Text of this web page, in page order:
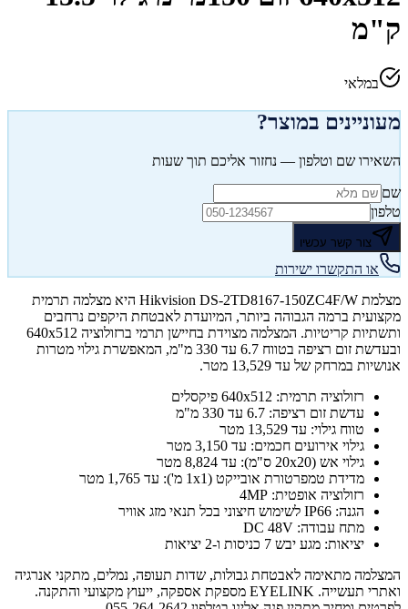
ק"מ
במלאי
מעוניינים במוצר?
השאירו שם וטלפון — נחזור אליכם תוך שעות
שם
טלפון
צור קשר עכשיו
או התקשרו ישירות
מצלמת Hikvision DS-2TD8167-150ZC4F/W היא מצלמה תרמית
מקצועית ברמה הגבוהה ביותר, המיועדת לאבטחת היקפים נרחבים
ותשתיות קריטיות. המצלמה מצוידת בחיישן תרמי ברזולוציה 640x512
ובעדשת זום רציפה בטווח 6.7 עד 330 מ"מ, המאפשרת גילוי מטרות
אנושיות במרחק של עד 13,529 מטר.
רזולוציה תרמית: 640x512 פיקסלים
עדשת זום רציפה: 6.7 עד 330 מ"מ
טווח גילוי: עד 13,529 מטר
גילוי אירועים חכמים: עד 3,150 מטר
גילוי אש (20x20 ס"מ): עד 8,824 מטר
מדידת טמפרטורת אובייקט (1x1 מ'): עד 1,765 מטר
רזולוציה אופטית: 4MP
הגנה: IP66 לשימוש חיצוני בכל תנאי מזג אוויר
מתח עבודה: DC 48V
יציאות: מגע יבש 7 כניסות ו-2 יציאות
המצלמה מתאימה לאבטחת גבולות, שדות תעופה, נמלים, מתקני אנרגיה
ואתרי תעשייה. EYELINK מספקת אספקה, ייעוץ מקצועי והתקנה.